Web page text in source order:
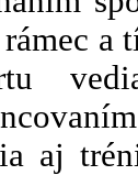
rámec a
aj